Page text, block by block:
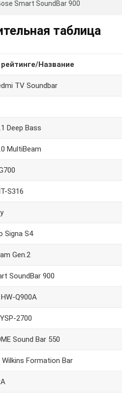
Smart SoundBar 900
таблица
Название
TV Soundbar
Deep Bass
MultiBeam
S316
Signa S4
Gen.2
SoundBar 900
Q900A
2700
Sound Bar 550
Formation Bar